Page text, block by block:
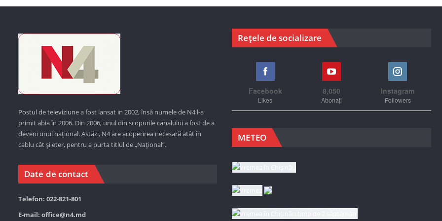
Postul de televiziune a fost lansat in 2002, însă numele de N4 l-a
primit abia în 2006. Din 2006, unul din scopurile canalului a fost de a
deveni unul național. Astăzi, N4 are acoperirea necesară atât în
cablu cât și eter, pentru a purta titlul de „Național”.
Date de contact
Telefon: 022-821-801
E-mail: office@n4.md
Rețele de socializare
Facebook
Likes
8,050
Abonați
Instagram
Followers
METEO